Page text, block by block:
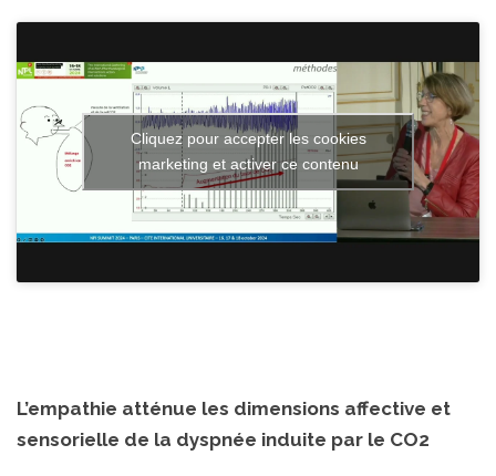
Cliquez pour accepter les cookies
marketing et activer ce contenu
L’empathie atténue les dimensions affective et
sensorielle de la dyspnée induite par le CO2